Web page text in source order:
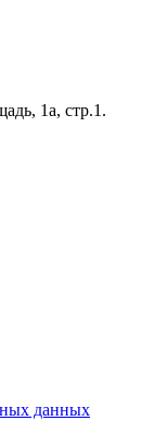
1а, стр.1.
данных